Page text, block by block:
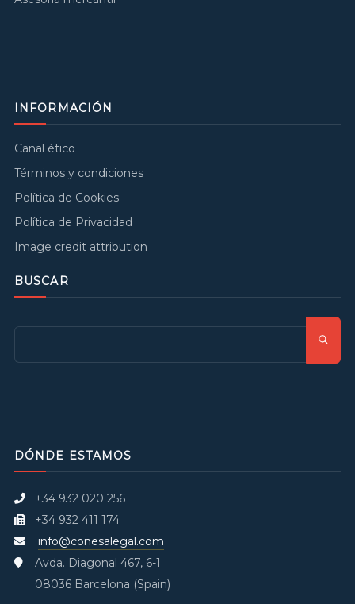
INFORMACIÓN
Canal ético
Términos y condiciones
Política de Cookies
Política de Privacidad
Image credit attribution
BUSCAR
DÓNDE ESTAMOS
+34 932 020 256
+34 932 411 174
info@conesalegal.com
Avda. Diagonal 467, 6-1
08036 Barcelona (Spain)